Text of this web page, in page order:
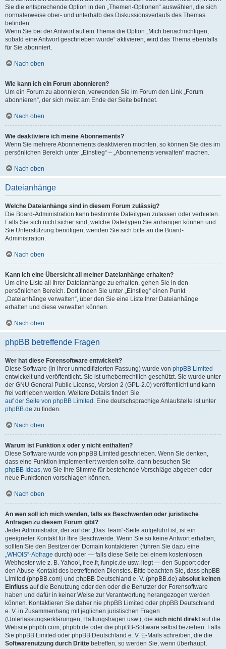
Sie die entsprechende Option in den „Themen-Optionen“ auswählen, die sich
normalerweise ober- und unterhalb des Diskussionsverlaufs des Themas
befinden.
Wenn Sie bei der Antwort auf ein Thema die Option „Mich benachrichtigen,
sobald eine Antwort geschrieben wurde“ aktivieren, wird das Thema ebenfalls
für Sie abonniert.
Nach oben
Wie kann ich ein Forum abonnieren?
Um ein Forum zu abonnieren, verwenden Sie im Forum den Link „Forum
abonnieren“, der sich meist am Ende der Seite befindet.
Nach oben
Wie deaktiviere ich meine Abonnements?
Wenn Sie mehrere Abonnements deaktivieren möchten, so können Sie dies im
persönlichen Bereich unter „Einstieg“ – „Abonnements verwalten“ machen.
Nach oben
Dateianhänge
Welche Dateianhänge sind in diesem Forum zulässig?
Die Board-Administration kann bestimmte Dateitypen zulassen oder verbieten.
Falls Sie sich nicht sicher sind, welche Dateitypen Sie anhängen können und
Sie Unterstützung benötigen, wenden Sie sich bitte an die Board-
Administration.
Nach oben
Kann ich eine Übersicht all meiner Dateianhänge erhalten?
Um eine Liste all Ihrer Dateianhänge zu erhalten, gehen Sie in den
persönlichen Bereich. Dort finden Sie unter „Einstieg“ einen Punkt
„Dateianhänge verwalten“, über den Sie eine Liste Ihrer Dateianhänge
erhalten und diese verwalten können.
Nach oben
phpBB betreffende Fragen
Wer hat diese Forensoftware entwickelt?
Diese Software (in ihrer unmodifizierten Fassung) wurde von phpBB Limited
entwickelt und veröffentlicht. Sie ist urheberrechtlich geschützt. Sie wurde unter
der GNU General Public License, Version 2 (GPL-2.0) veröffentlicht und kann
frei vertrieben werden. Weitere Details finden Sie
auf der Seite von phpBB Limited . Eine deutschsprachige Anlaufstelle ist unter
phpBB.de zu finden.
Nach oben
Warum ist Funktion x oder y nicht enthalten?
Diese Software wurde von phpBB Limited geschrieben. Wenn Sie denken,
dass eine Funktion implementiert werden sollte, dann besuchen Sie
phpBB Ideas, wo Sie Ihre Stimme für bestehende Vorschläge abgeben oder
neue Funktionen vorschlagen können.
Nach oben
An wen soll ich mich wenden, falls es Beschwerden oder juristische
Anfragen zu diesem Forum gibt?
Jeder Administrator, der auf der „Das Team“-Seite aufgeführt ist, ist ein
geeigneter Kontakt für Ihre Beschwerde. Wenn Sie so keine Antwort erhalten,
sollten Sie den Besitzer der Domain kontaktieren (führen Sie dazu eine
„WHOIS“-Abfrage durch) oder — falls diese Seite bei einem kostenlosen
Webhoster wie z. B. Yahoo!, free.fr, funpic.de usw. liegt — den Support oder
den Abuse-Kontakt des betreffenden Dienstes. Bitte beachten Sie, dass phpBB
Limited (phpBB.com) und phpBB Deutschland e. V. (phpBB.de) absolut keinen
Einfluss auf die Benutzung oder den oder die Benutzer der Forensoftware
haben und dafür in keiner Weise zur Verantwortung herangezogen werden
können. Kontaktieren Sie daher nie phpBB Limited oder phpBB Deutschland
e. V. in Zusammenhang mit jeglichen juristischen Fragen
(Unterlassungserklärungen, Haftungsfragen usw.), die sich nicht direkt auf die
Website phpbb.com, phpbb.de oder die phpBB-Software selbst beziehen. Falls
Sie phpBB Limited oder phpBB Deutschland e. V. E-Mails schreiben, die die
Softwarenutzung durch Dritte betreffen, so werden Sie, wenn überhaupt,